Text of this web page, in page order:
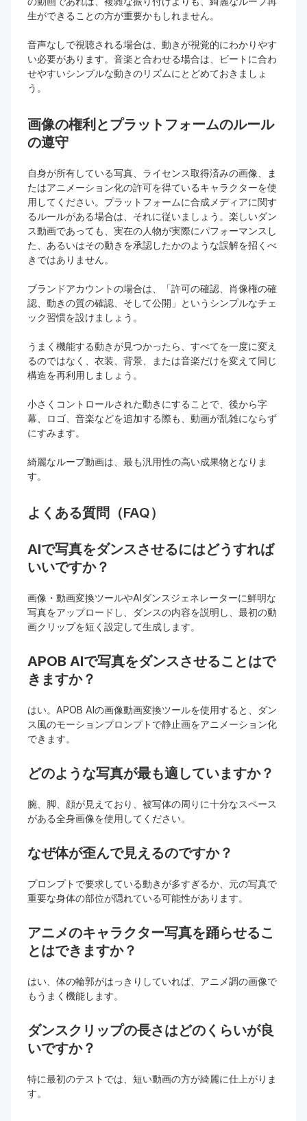
生ができることの方が重要かもしれません。
音声なしで視聴される場合は、動きが視覚的にわかりやす
い必要があります。音楽と合わせる場合は、ビートに合わ
せやすいシンプルな動きのリズムにとどめておきましょ
う。
画像の権利とプラットフォームのルール
の遵守
自身が所有している写真、ライセンス取得済みの画像、ま
たはアニメーション化の許可を得ているキャラクターを使
用してください。プラットフォームに合成メディアに関す
るルールがある場合は、それに従いましょう。楽しいダン
ス動画であっても、実在の人物が実際にパフォーマンスし
た、あるいはその動きを承認したかのような誤解を招くべ
きではありません。
ブランドアカウントの場合は、「許可の確認、肖像権の確
認、動きの質の確認、そして公開」というシンプルなチェ
ック習慣を設けましょう。
うまく機能する動きが見つかったら、すべてを一度に変え
るのではなく、衣装、背景、または音楽だけを変えて同じ
構造を再利用しましょう。
小さくコントロールされた動きにすることで、後から字
幕、ロゴ、音楽などを追加する際も、動画が乱雑にならず
にすみます。
綺麗なループ動画は、最も汎用性の高い成果物となりま
す。
よくある質問（FAQ）
AIで写真をダンスさせるにはどうすれば
いいですか？
画像・動画変換ツールやAIダンスジェネレーターに鮮明な
写真をアップロードし、ダンスの内容を説明し、最初の動
画クリップを短く設定して生成します。
APOB AIで写真をダンスさせることはで
きますか？
はい。APOB AIの画像動画変換ツールを使用すると、ダン
ス風のモーションプロンプトで静止画をアニメーション化
できます。
どのような写真が最も適していますか？
腕、脚、顔が見えており、被写体の周りに十分なスペース
がある全身画像を使用してください。
なぜ体が歪んで見えるのですか？
プロンプトで要求している動きが多すぎるか、元の写真で
重要な身体の部位が隠れている可能性があります。
アニメのキャラクター写真を踊らせるこ
とはできますか？
はい、体の輪郭がはっきりしていれば、アニメ調の画像で
もうまく機能します。
ダンスクリップの長さはどのくらいが良
いですか？
特に最初のテストでは、短い動画の方が綺麗に仕上がりま
す。